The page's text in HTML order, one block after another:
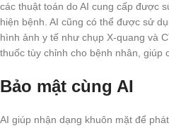
các thuật toán do AI cung cấp được
hiện bệnh. AI cũng có thể được sử
hình ảnh y tế như chụp X-quang và
thuốc tùy chỉnh cho bệnh nhân, giúp
Bảo mật cùng AI
AI giúp nhận dạng khuôn mặt để